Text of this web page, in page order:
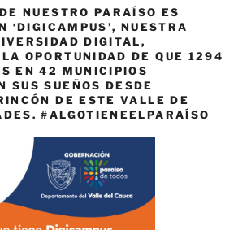
NUESTRO PARAÍSO ES
‘DIGICAMPUS’, NUESTRA
DIGITAL,
OPORTUNIDAD DE QUE 1294
EN 42 MUNICIPIOS
SUS SUEÑOS DESDE
DE ESTE VALLE DE
#ALGOTIENEELPARAÍSO